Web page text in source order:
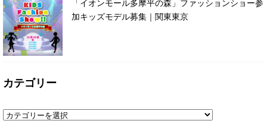
「イオンモール多摩平の森」ファッションショー参
加キッズモデル募集｜関東東京
カテゴリー